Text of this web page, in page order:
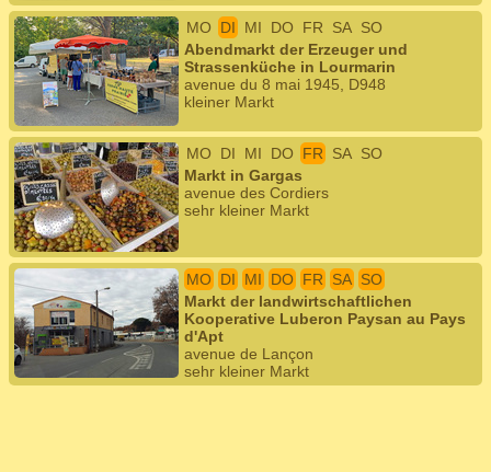
MO DI MI DO FR SA SO
Abendmarkt der Erzeuger und
Strassenküche in Lourmarin
avenue du 8 mai 1945, D948
kleiner Markt
MO DI MI DO FR SA SO
Markt in Gargas
avenue des Cordiers
sehr kleiner Markt
MO DI MI DO FR SA SO
Markt der landwirtschaftlichen
Kooperative Luberon Paysan au Pays
d'Apt
avenue de Lançon
sehr kleiner Markt